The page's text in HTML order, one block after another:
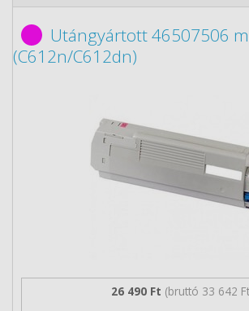
Utángyártott 46507506
(C612n/C612dn)
26 490 Ft (bruttó 33 642